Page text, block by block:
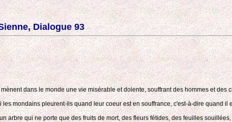
Dialogue 93
dans le monde une vie misérable et dolente, souffrant des hommes et des
mondains pleurent-ils quand leur coeur est en souffrance, c'est-à-dire quand
qui ne porte que des fruits de mort, des fleurs fétides, des feuilles